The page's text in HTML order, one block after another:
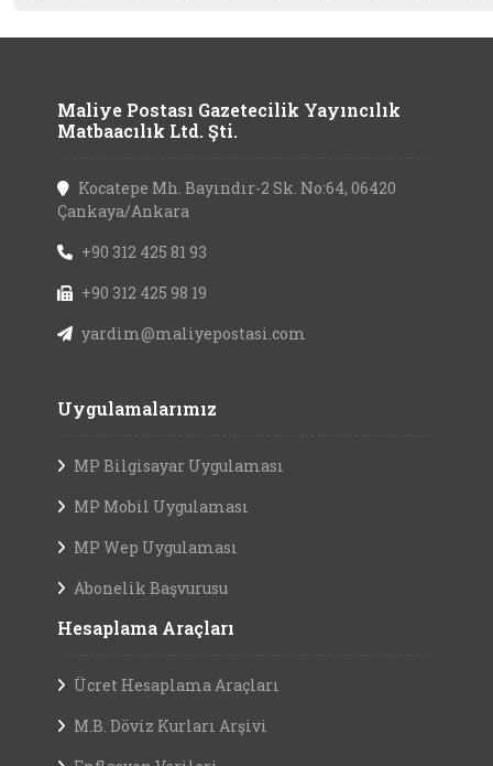
Maliye Postası Gazetecilik Yayıncılık
Matbaacılık Ltd. Şti.
Kocatepe Mh. Bayındır-2 Sk. No:64, 06420
Çankaya/Ankara
+90 312 425 81 93
+90 312 425 98 19
yardim@maliyepostasi.com
Uygulamalarımız
MP Bilgisayar Uygulaması
MP Mobil Uygulaması
MP Wep Uygulaması
Abonelik Başvurusu
Hesaplama Araçları
Ücret Hesaplama Araçları
M.B. Döviz Kurları Arşivi